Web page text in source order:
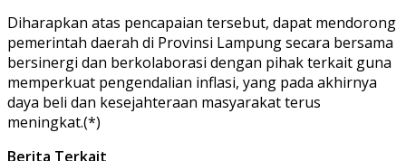
Diharapkan atas pencapaian tersebut, dapat mendorong
pemerintah daerah di Provinsi Lampung secara bersama
bersinergi dan berkolaborasi dengan pihak terkait guna
memperkuat pengendalian inflasi, yang pada akhirnya
daya beli dan kesejahteraan masyarakat terus
meningkat.(*)
Berita Terkait